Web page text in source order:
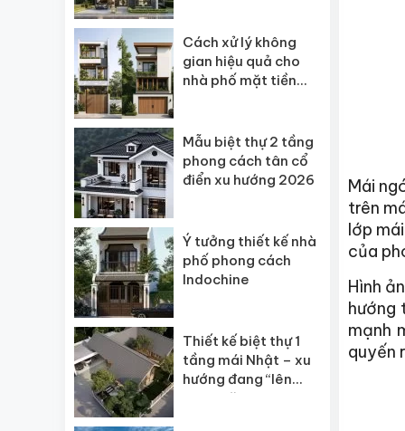
Mái
trên
lớp
của
Hình
hướng
mạnh
quyến
Cách xử lý không
gian hiệu quả cho
nhà phố mặt tiền
Mẫu biệt thự 2 tầng
phong cách tân cổ
điển xu hướng 2026
Ý tưởng thiết kế nhà
phố phong cách
Indochine
Thiết kế biệt thự 1
tầng mái Nhật – xu
hướng đang “lên
ngôi” năm 2026